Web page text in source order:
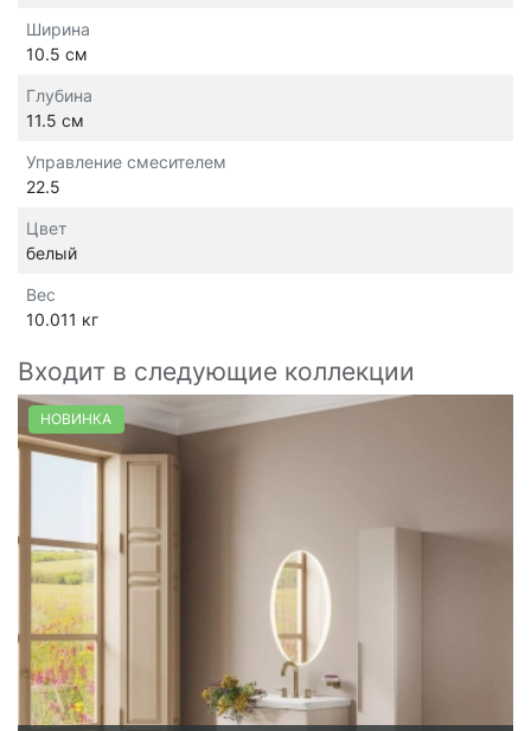
Ширина
10.5 см
Глубина
11.5 см
Управление смесителем
22.5
Цвет
белый
Вес
10.011 кг
Входит в следующие коллекции
НОВИНКА